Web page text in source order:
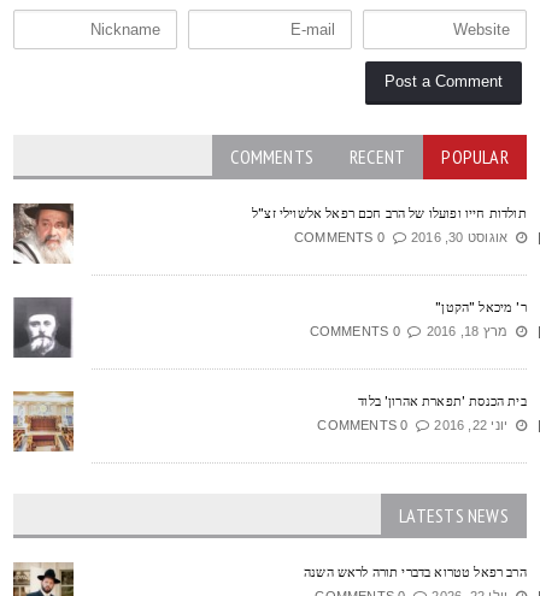
POPULAR
RECENT
COMMENTS
חייו ופועלו של הרב חכם רפאל אלשוילי זצ"ל
אוגוסט 30, 2016 0 COMMENTS
מיכאל "הקטן"
מרץ 18, 2016 0 COMMENTS
הכנסת 'תפארת אהרון' בלוד
יוני 22, 2016 0 COMMENTS
LATESTS NEWS
רפאל טטרוא בדברי תורה לראש השנה